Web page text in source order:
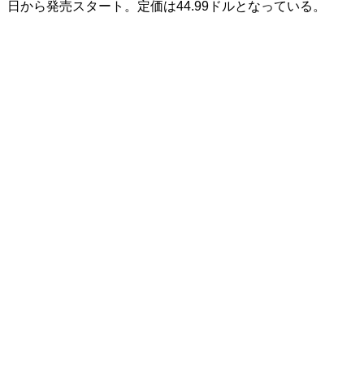
日から発売スタート。定価は44.99ドルとなっている。